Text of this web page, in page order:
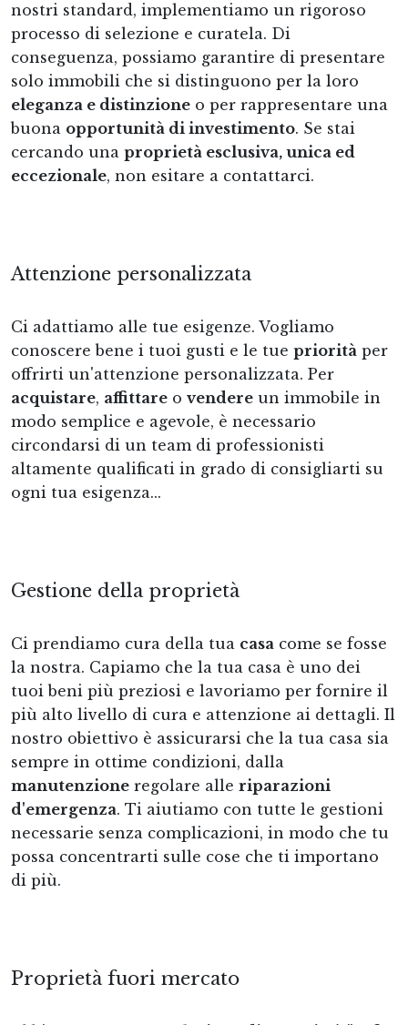
nostri standard, implementiamo un rigoroso
processo di selezione e curatela. Di
conseguenza, possiamo garantire di presentare
solo immobili che si distinguono per la loro
eleganza e distinzione o per rappresentare una
buona opportunità di investimento. Se stai
cercando una proprietà esclusiva, unica ed
eccezionale, non esitare a contattarci.
Attenzione personalizzata
Ci adattiamo alle tue esigenze. Vogliamo
conoscere bene i tuoi gusti e le tue priorità per
offrirti un'attenzione personalizzata. Per
acquistare, affittare o vendere un immobile in
modo semplice e agevole, è necessario
circondarsi di un team di professionisti
altamente qualificati in grado di consigliarti su
ogni tua esigenza...
Gestione della proprietà
Ci prendiamo cura della tua casa come se fosse
la nostra. Capiamo che la tua casa è uno dei
tuoi beni più preziosi e lavoriamo per fornire il
più alto livello di cura e attenzione ai dettagli. Il
nostro obiettivo è assicurarsi che la tua casa sia
sempre in ottime condizioni, dalla
manutenzione regolare alle riparazioni
d'emergenza. Ti aiutiamo con tutte le gestioni
necessarie senza complicazioni, in modo che tu
possa concentrarti sulle cose che ti importano
di più.
Proprietà fuori mercato